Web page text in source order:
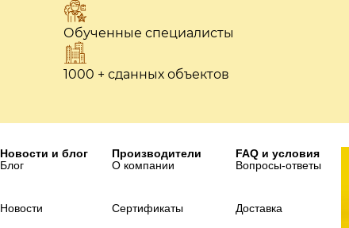
Обученные специалисты
1000 + сданных объектов
Новости и блог
Блог
Новости
Производители
О компании
Сертификаты
FAQ и условия
Вопросы-ответы
Доставка